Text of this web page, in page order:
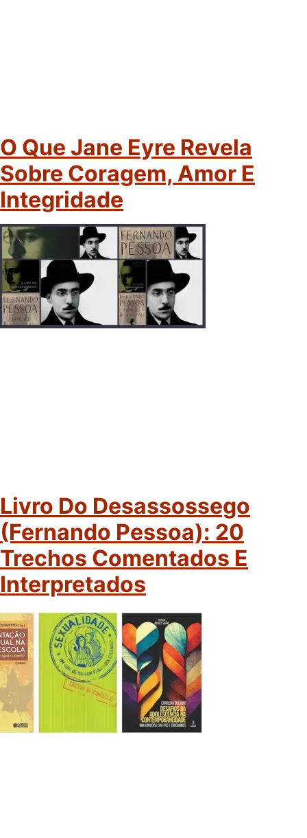
O Que Jane Eyre Revela
Sobre Coragem, Amor E
Integridade
Livro Do Desassossego
(Fernando Pessoa): 20
Trechos Comentados E
Interpretados